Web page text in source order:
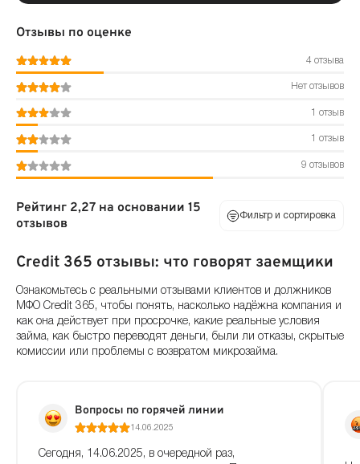
Отзывы по оценке
4 отзыва
Нет отзывов
1 отзыв
1 отзыв
9 отзывов
Рейтинг 2,27 на основании 15
отзывов
Фильтр и сортировка
По оценке
Credit 365 отзывы: что говорят заемщики
Ознакомьтесь с реальными отзывами клиентов и должников
МФО Credit 365, чтобы понять, насколько надёжна компания и
как она действует при просрочке, какие реальные условия
займа, как быстро переводят деньги, были ли отказы, скрытые
комиссии или проблемы с возвратом микрозайма.
Вопросы по горячей линии
14.06.2025
Сегодня, 14.06.2025, в очередной раз,